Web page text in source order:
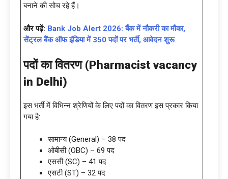
बनाने की सोच रहे हैं।
और पढ़ें: Bank Job Alert 2026: बैंक में नौकरी का मौका,
सेंट्रल बैंक ऑफ इंडिया में 350 पदों पर भर्ती, आवेदन शुरू
पदों का वितरण (Pharmacist vacancy
in Delhi)
इस भर्ती में विभिन्न श्रेणियों के लिए पदों का वितरण इस प्रकार किया
गया है:
सामान्य (General) – 38 पद
ओबीसी (OBC) – 69 पद
एससी (SC) – 41 पद
एसटी (ST) – 32 पद